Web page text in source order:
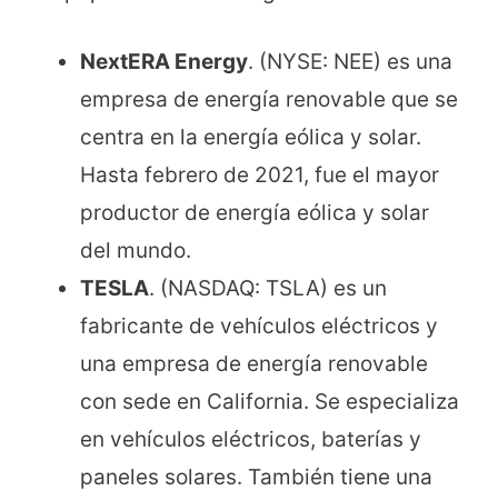
NextERA Energy. (NYSE: NEE) es una
empresa de energía renovable que se
centra en la energía eólica y solar.
Hasta febrero de 2021, fue el mayor
productor de energía eólica y solar
del mundo.
TESLA. (NASDAQ: TSLA) es un
fabricante de vehículos eléctricos y
una empresa de energía renovable
con sede en California. Se especializa
en vehículos eléctricos, baterías y
paneles solares. También tiene una